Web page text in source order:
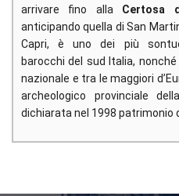
arrivare fino alla Certosa
anticipando quella di San
Capri, è uno dei più
barocchi del sud Italia,
nazionale e tra le maggiori
archeologico provinciale
dichiarata nel 1998 patrimonio